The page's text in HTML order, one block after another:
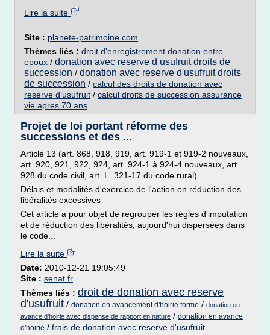
Lire la suite
Site : planete-patrimoine.com
Thèmes liés : droit d'enregistrement donation entre
epoux / donation avec reserve d usufruit droits de
succession / donation avec reserve d'usufruit droits
de succession / calcul des droits de donation avec
reserve d'usufruit / calcul droits de succession assurance
vie apres 70 ans
Projet de loi portant réforme des
successions et des ...
Article 13 (art. 868, 918, 919, art. 919-1 et 919-2 nouveaux,
art. 920, 921, 922, 924, art. 924-1 à 924-4 nouveaux, art.
928 du code civil, art. L. 321-17 du code rural)
Délais et modalités d'exercice de l'action en réduction des
libéralités excessives
Cet article a pour objet de regrouper les règles d'imputation
et de réduction des libéralités, aujourd'hui dispersées dans
le code...
Lire la suite
Date: 2010-12-21 19:05:49
Site : senat.fr
Thèmes liés : droit de donation avec reserve
d'usufruit / donation en avancement d'hoirie forme / donation en
avance d'hoirie avec dispense de rapport en nature / donation en avance
d'hoirie / frais de donation avec reserve d'usufruit